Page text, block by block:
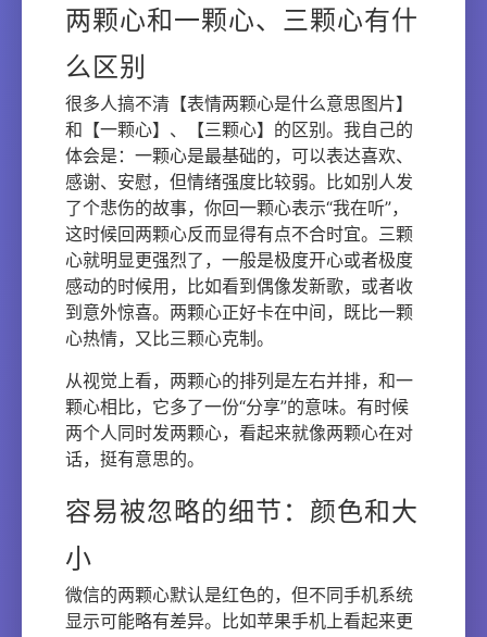
两颗心和一颗心、三颗心有什
么区别
很多人搞不清【表情两颗心是什么意思图片】
和【一颗心】、【三颗心】的区别。我自己的
体会是：一颗心是最基础的，可以表达喜欢、
感谢、安慰，但情绪强度比较弱。比如别人发
了个悲伤的故事，你回一颗心表示“我在听”，
这时候回两颗心反而显得有点不合时宜。三颗
心就明显更强烈了，一般是极度开心或者极度
感动的时候用，比如看到偶像发新歌，或者收
到意外惊喜。两颗心正好卡在中间，既比一颗
心热情，又比三颗心克制。
从视觉上看，两颗心的排列是左右并排，和一
颗心相比，它多了一份“分享”的意味。有时候
两个人同时发两颗心，看起来就像两颗心在对
话，挺有意思的。
容易被忽略的细节：颜色和大
小
微信的两颗心默认是红色的，但不同手机系统
显示可能略有差异。比如苹果手机上看起来更